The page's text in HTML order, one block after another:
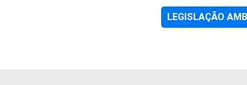
LEGISLAÇÃO